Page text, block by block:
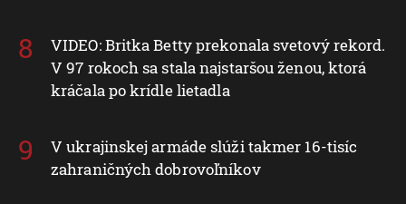
VIDEO: Britka Betty prekonala svetový rekord.
V 97 rokoch sa stala najstaršou ženou, ktorá
kráčala po krídle lietadla
V ukrajinskej armáde slúži takmer 16-tisíc
zahraničných dobrovoľníkov